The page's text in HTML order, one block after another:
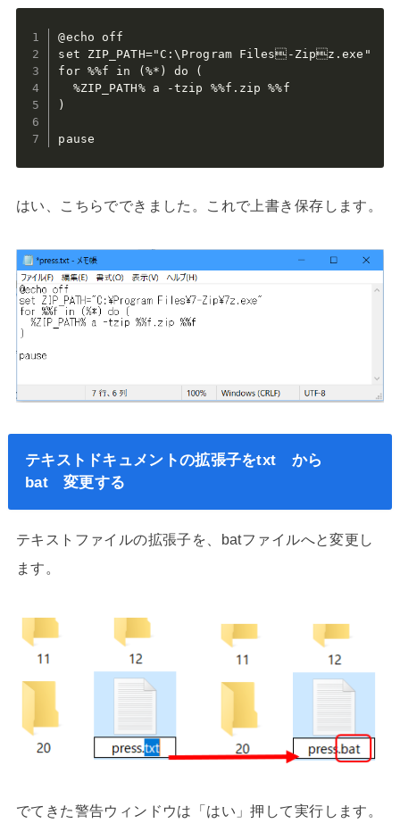
@echo off
set ZIP_PATH="C:\Program Files-Zipz.exe"
for %%f in (%*) do (
  %ZIP_PATH% a -tzip %%f.zip %%f
)
pause
はい、こちらでできました。これで上書き保存します。
テキストドキュメントの拡張子をtxt から
bat 変更する
テキストファイルの拡張子を、batファイルへと変更し
ます。
でてきた警告ウィンドウは「はい」押して実行します。